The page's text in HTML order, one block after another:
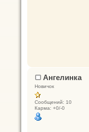
Ангелинка
Новичок
Сообщений: 10
Карма: +0/-0